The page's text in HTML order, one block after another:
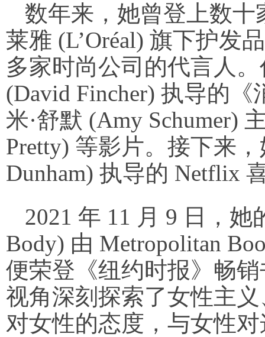
数年来，她曾登上数
莱雅 (L’Oréal) 旗下护发
多家时尚公司的代言人
(David Fincher) 执导的
米·舒默 (Amy Schumer)
Pretty) 等影片。接下来
Dunham) 执导的 Netflix
2021 年 11 月 9 日，
Body) 由 Metropolitan
便荣登《纽约时报》畅
视角深刻探索了女性主
对女性的态度，与女性